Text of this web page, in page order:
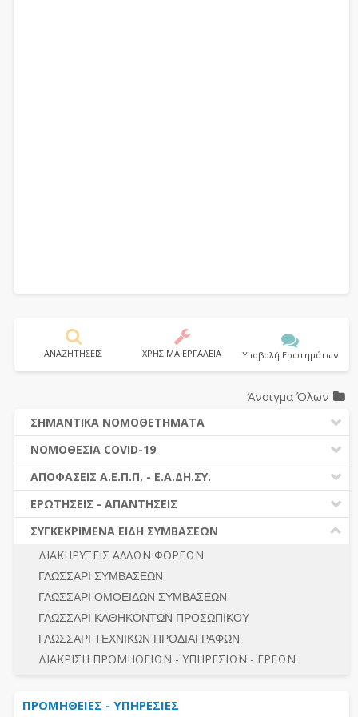
ΑΝΑΖΗΤΗΣΕΙΣ ΧΡΗΣΙΜΑ ΕΡΓΑΛΕΙΑ Υποβολή Ερωτημάτων
Άνοιγμα Όλων
ΣΗΜΑΝΤΙΚΑ ΝΟΜΟΘΕΤΗΜΑΤΑ
ΔΗΜΟΣΙΕΣ ΣΥΜΒΑΣΕΙΣ (Ν. 4412/2016)
ΔΗΜΟΤΙΚΟΣ ΚΩΔΙΚΑΣ (Ν.3463/2006)
ΚΑΛΛΙΚΡΑΤΗΣ (Ν.3852/2010)
ΝΟΜΟΘΕΣΙΑ - ΝΟΜΟΛΟΓΙΑ (ΣΥΝΟΛΟ)
ΝΟΜΟΘΕΣΙΑ COVID-19
ΝΟΜΟΘΕΣΙΑ - ΝΟΜΟΛΟΓΙΑ COVID -19
ΕΡΩΤΗΣΕΙΣ - ΑΠΑΝΤΗΣΕΙΣ
ΑΠΟΦΑΣΕΙΣ Α.Ε.Π.Π. - Ε.Α.ΔΗ.ΣΥ.
ΠΡΟΔΙΚΑΣΤΙΚΗ ΠΡΟΣΦΥΓΗ
ΓΕΝΙΚΟΙ ΚΑΝΟΝΕΣ
ΔΙΚΑΙΟΥΜΕΝΟΙ ΣΥΜΜΕΤΟΧΗΣ
ΠΡΟΣΦΟΡΕΣ – ΔΙΚΑΙΟΛΟΓΗΤΙΚΑ ΣΥΜΜΕΤΟΧΗΣ
ΔΙΕΞΑΓΩΓΗ ΔΙΑΔΙΚΑΣΙΑΣ
ΕΣΗΔΗΣ – ΚΗΜΔΗΣ
ΠΕΡΙΛΗΨΕΙΣ ΑΠΟΦΑΣΕΩΝ Α.Ε.Π.Π. - Ε.Α.ΔΗ.ΣΥ.
ΣΥΝΟΛΟ
ΕΡΩΤΗΣΕΙΣ - ΑΠΑΝΤΗΣΕΙΣ
Ν. 4782/2021 - ΤΡΟΠΟΠΟΙΗΣΗ 4412/2016
ΔΙΕΞΑΓΩΓΗ ΔΙΑΔΙΚΑΣΙΑΣ
ΔΙΑΔΙΚΑΣΙΕΣ ΑΝΑΘΕΣΗΣ
ΓΕΝΙΚΟΙ ΚΑΝΟΝΕΣ
ΠΡΟΕΤΟΙΜΑΣΙΑ - ΔΗΜΟΣΙΟΤΗΤΑ
ΛΟΓΟΙ ΑΠΟΚΛΕΙΣΜΟΥ-ΔΙΚΑΙΟΥΜΕΝΟΙ ΣΥΜΜΕΤΟΧΗΣ
ΠΡΟΣΦΟΡΕΣ - ΔΙΚΑΙΟΛΟΓΗΤΙΚΑ ΣΥΜΜΕΤΟΧΗΣ
ΣΥΓΚΕΚΡΙΜΕΝΑ ΕΙΔΗ ΣΥΜΒΑΣΕΩΝ
ΔΙΑΚΗΡΥΞΕΙΣ ΑΛΛΩΝ ΦΟΡΕΩΝ
ΓΛΩΣΣΑΡΙ ΣΥΜΒΑΣΕΩΝ
ΓΛΩΣΣΑΡΙ ΟΜΟΕΙΔΩΝ ΣΥΜΒΑΣΕΩΝ
ΓΛΩΣΣΑΡΙ ΚΑΘΗΚΟΝΤΩΝ ΠΡΟΣΩΠΙΚΟΥ
ΓΛΩΣΣΑΡΙ ΤΕΧΝΙΚΩΝ ΠΡΟΔΙΑΓΡΑΦΩΝ
ΔΙΑΚΡΙΣΗ ΠΡΟΜΗΘΕΙΩΝ - ΥΠΗΡΕΣΙΩΝ - ΕΡΓΩΝ
ΠΡΟΜΗΘΕΙΕΣ - ΥΠΗΡΕΣΙΕΣ